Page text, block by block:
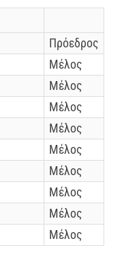
Πρόεδρος
Μέλος
Μέλος
Μέλος
Μέλος
Μέλος
Μέλος
Μέλος
Μέλος
Μέλος